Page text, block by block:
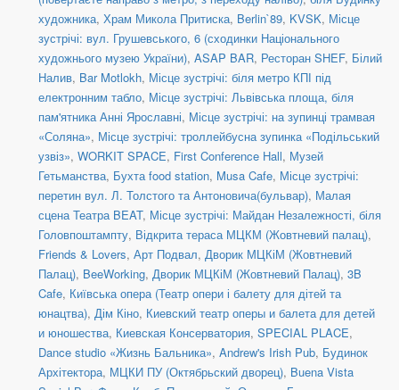
художника, Храм Микола Притиска, Berlin`89, KVSK, Місце
зустрічі: вул. Грушевського, 6 (сходинки Національного
художнього музею України), ASAP BAR, Ресторан SHEF, Білий
Налив, Bar Motlokh, Місце зустрічі: біля метро КПІ під
електронним табло, Місце зустрічі: Львівська площа, біля
пам'ятника Анні Ярославні, Місце зустрічі: на зупинці трамвая
«Соляна», Місце зустрічі: троллейбусна зупинка «Подільський
узвіз», WORKIT SPACE, First Conference Hall, Музей
Гетьманства, Бухта food station, Musa Cafe, Місце зустрічі:
перетин вул. Л. Толстого та Антоновича(бульвар), Малая
сцена Театра BEAT, Місце зустрічі: Майдан Незалежності, біля
Головпоштампту, Відкрита тераса МЦКМ (Жовтневий палац),
Friends & Lovers, Арт Подвал, Дворик МЦКіМ (Жовтневий
Палац), BeeWorking, Дворик МЦКіМ (Жовтневий Палац), 3B
Cafe, Київська опера (Театр опери і балету для дітей та
юнацтва), Дім Кіно, Киевский театр оперы и балета для детей
и юношества, Киевская Консерватория, SPECIAL PLACE,
Dance studio «Жизнь Бальника», Andrew's Irish Pub, Будинок
Архітектора, МЦКИ ПУ (Октябрьский дворец), Buena Vista